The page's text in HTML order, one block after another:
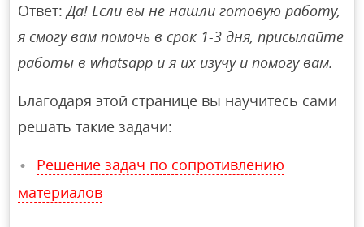
Ответ:Да! Если вы не нашли готовую работу,
я смогу вам помочь в срок 1-3 дня, присылайте
работы в whatsapp и я их изучу и помогу вам.
Благодаря этой странице вы научитесь сами
решать такие задачи:
Решение задач по сопротивлению
материалов